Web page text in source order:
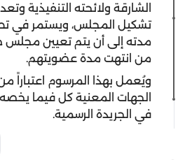
الشارقة ولائحته التنفيذية
تشكيل المجلس، ويستمر في
مدته إلى أن يتم تعيين مجلس
من انتهت مدة عضويتهم.
ويُعمل بهذا المرسوم اعتباراً
الجهات المعنية كل فيما يخصه
في الجريدة الرسمية.